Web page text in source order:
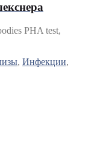
PHA test,
, Инфекции,